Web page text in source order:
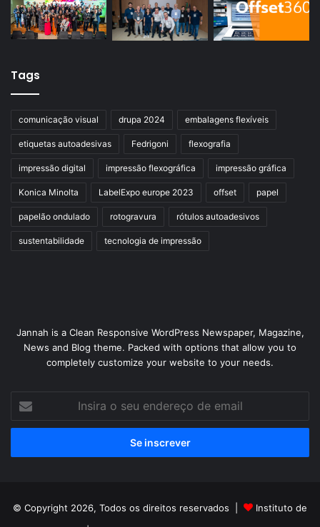
Tags
comunicação visual drupa 2024 embalagens flexíveis
etiquetas autoadesivas Fedrigoni flexografia
impressão digital impressão flexográfica impressão gráfica
Konica Minolta LabelExpo europe 2023 offset papel
papelão ondulado rotogravura rótulos autoadesivos
sustentabilidade tecnologia de impressão
Jannah is a Clean Responsive WordPress Newspaper, Magazine,
News and Blog theme. Packed with options that allow you to
completely customize your website to your needs.
seu
de
© Copyright 2026, Todos os direitos reservados |
Instituto de